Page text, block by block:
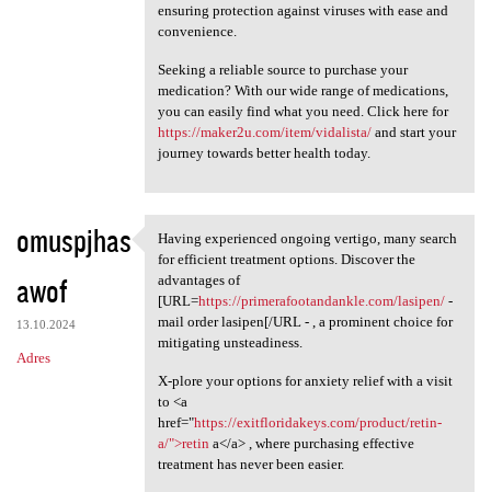
ensuring protection against viruses with ease and
convenience.
Seeking a reliable source to purchase your
medication? With our wide range of medications,
you can easily find what you need. Click here for
https://maker2u.com/item/vidalista/and start your
journey towards better health today.
omuspjhas
awof
13.10.2024
Adres
Having experienced ongoing
Having experienced ongoing vertigo, many search
for efficient treatment options. Discover the
advantages of
[URL=https://primerafootandankle.com/lasipen/-
mail order lasipen[/URL - , a prominent choice for
mitigating unsteadiness.
X-plore your options for anxiety relief with a visit
to <a
href="https://exitfloridakeys.com/product/retin-
a/">retin a</a> , where purchasing effective
treatment has never been easier.